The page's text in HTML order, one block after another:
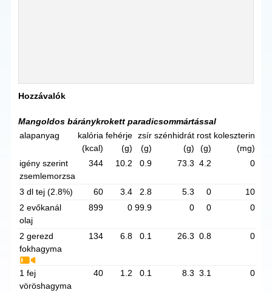
Hozzávalók
Mangoldos báránykrokett paradicsommártással
alapanyag
kalória
(kcal)
fehérje
(g)
zsír
(g)
szénhidrát
(g)
rost
(g)
koleszterin
(mg)
igény szerint
zsemlemorzsa
344 10.2 0.9 73.3 4.2 0
3 dl tej (2.8%) 60 3.4 2.8 5.3 0
10
2 evőkanál
olaj
899 0 99.9 0 0 0
2 gerezd
fokhagyma
134 6.8 0.1 26.3 0.8 0
1 fej
vöröshagyma
40 1.2 0.1 8.3 3.1 0